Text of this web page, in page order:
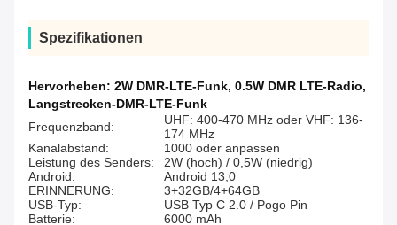
Spezifikationen
Hervorheben: 2W DMR-LTE-Funk, 0.5W DMR LTE-Radio,
Langstrecken-DMR-LTE-Funk
Frequenzband:
UHF: 400-470 MHz oder VHF: 136-
174 MHz
Kanalabstand:
1000 oder anpassen
Leistung des Senders:
2W (hoch) / 0,5W (niedrig)
Android:
Android 13,0
ERINNERUNG:
3+32GB/4+64GB
USB-Typ:
USB Typ C 2.0 / Pogo Pin
Batterie:
6000 mAh